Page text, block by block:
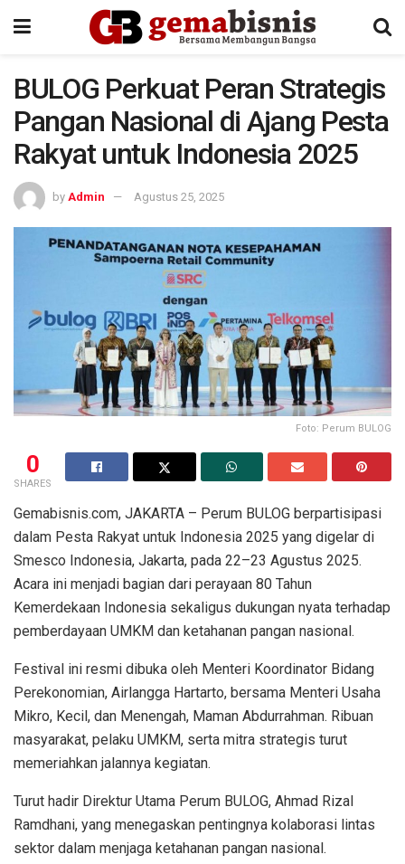
BULOG Perkuat Peran Strategis
Pangan Nasional di Ajang Pesta
Rakyat untuk Indonesia 2025
by Admin Agustus 25, 2025
Foto: Perum BULOG
0
SHARES
Gemabisnis.com, JAKARTA – Perum BULOG berpartisipasi
dalam Pesta Rakyat untuk Indonesia 2025 yang digelar di
Smesco Indonesia, Jakarta, pada 22–23 Agustus 2025.
Acara ini menjadi bagian dari perayaan 80 Tahun
Kemerdekaan Indonesia sekaligus dukungan nyata terhadap
pemberdayaan UMKM dan ketahanan pangan nasional.
Festival ini resmi dibuka oleh Menteri Koordinator Bidang
Perekonomian, Airlangga Hartarto, bersama Menteri Usaha
Mikro, Kecil, dan Menengah, Maman Abdurrahman. Ribuan
masyarakat, pelaku UMKM, serta mitra strategis turut
memeriahkan jalannya kegiatan.
Turut hadir Direktur Utama Perum BULOG, Ahmad Rizal
Ramdhani, yang menegaskan pentingnya kolaborasi lintas
sektor dalam menjaga ketahanan pangan nasional.